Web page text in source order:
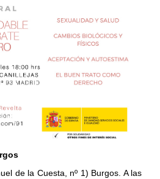
de la Cuesta, nº 1) Burgos. A las